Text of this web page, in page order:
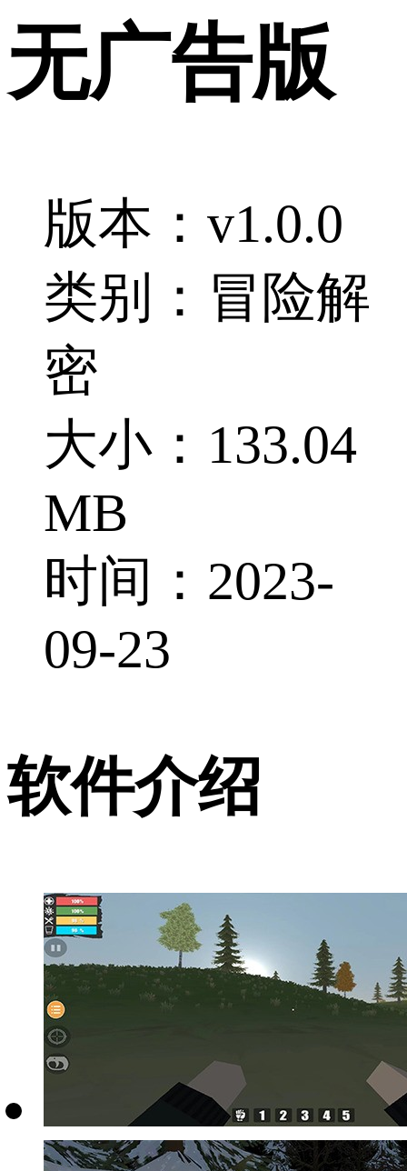
无广告版
版本：v1.0.0
类别：冒险解
密
大小：133.04
MB
时间：2023-
09-23
软件介绍